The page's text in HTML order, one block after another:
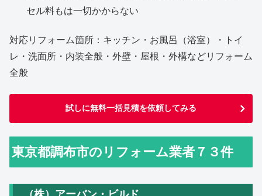
セル料もは一切かからない
対応リフォーム箇所：キッチン・お風呂（浴室）・トイ
レ・洗面所・内装全般・外壁・屋根・外構などリフォーム
全般
試しに無料一括見積を依頼してみる
東京都調布市のリフォーム業者７３件